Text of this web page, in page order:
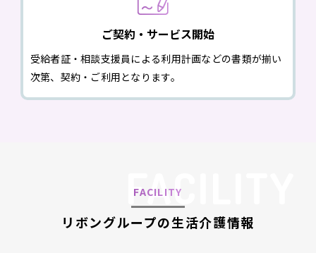
ご契約・サービス開始
受給者証・相談支援員による利用計画などの書類が揃い
次第、契約・ご利用となります。
FACILITY
リボングループの生活介護情報